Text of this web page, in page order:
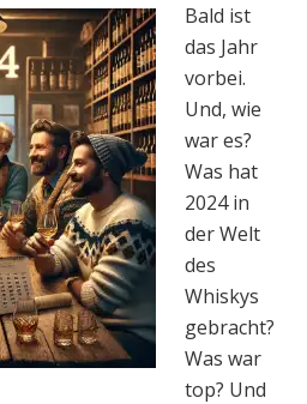
Bald ist
das Jahr
vorbei.
Und, wie
war es?
Was hat
2024 in
der Welt
des
Whiskys
gebracht?
Was war
top? Und